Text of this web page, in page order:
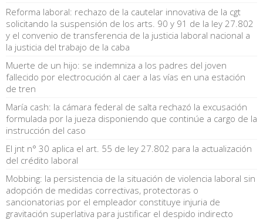
Reforma laboral: rechazo de la cautelar innovativa de la cgt
solicitando la suspensión de los arts. 90 y 91 de la ley 27.802
y el convenio de transferencia de la justicia laboral nacional a
la justicia del trabajo de la caba
Muerte de un hijo: se indemniza a los padres del joven
fallecido por electrocución al caer a las vías en una estación
de tren
María cash: la cámara federal de salta rechazó la excusación
formulada por la jueza disponiendo que continúe a cargo de la
instrucción del caso
El jnt n° 30 aplica el art. 55 de ley 27.802 para la actualización
del crédito laboral
Mobbing: la persistencia de la situación de violencia laboral sin
adopción de medidas correctivas, protectoras o
sancionatorias por el empleador constituye injuria de
gravitación superlativa para justificar el despido indirecto